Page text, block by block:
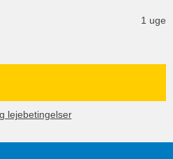
1 uge
lejebetingelser